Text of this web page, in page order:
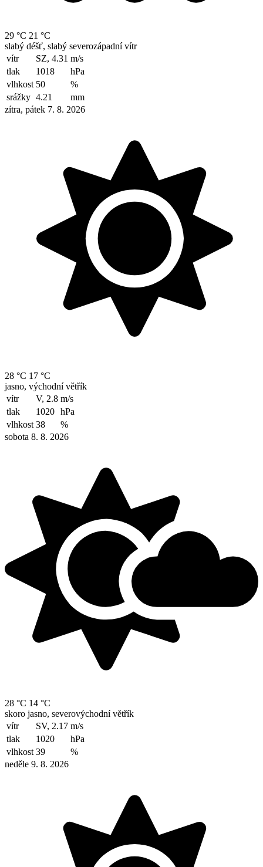
29 °C 21 °C
slabý déšť, slabý severozápadní vítr
vítr
SZ, 4.31 m/s
tlak
1018
hPa
vlhkost 50
%
srážky 4.21
mm
zítra, pátek 7. 8. 2026
28 °C 17 °C
jasno, východní větřík
vítr
V, 2.8 m/s
tlak
1020 hPa
vlhkost 38
%
sobota 8. 8. 2026
28 °C 14 °C
skoro jasno, severovýchodní větřík
vítr
SV, 2.17 m/s
tlak
1020
hPa
vlhkost 39
%
neděle 9. 8. 2026